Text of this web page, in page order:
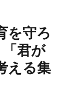
を守ろ
君が
える集